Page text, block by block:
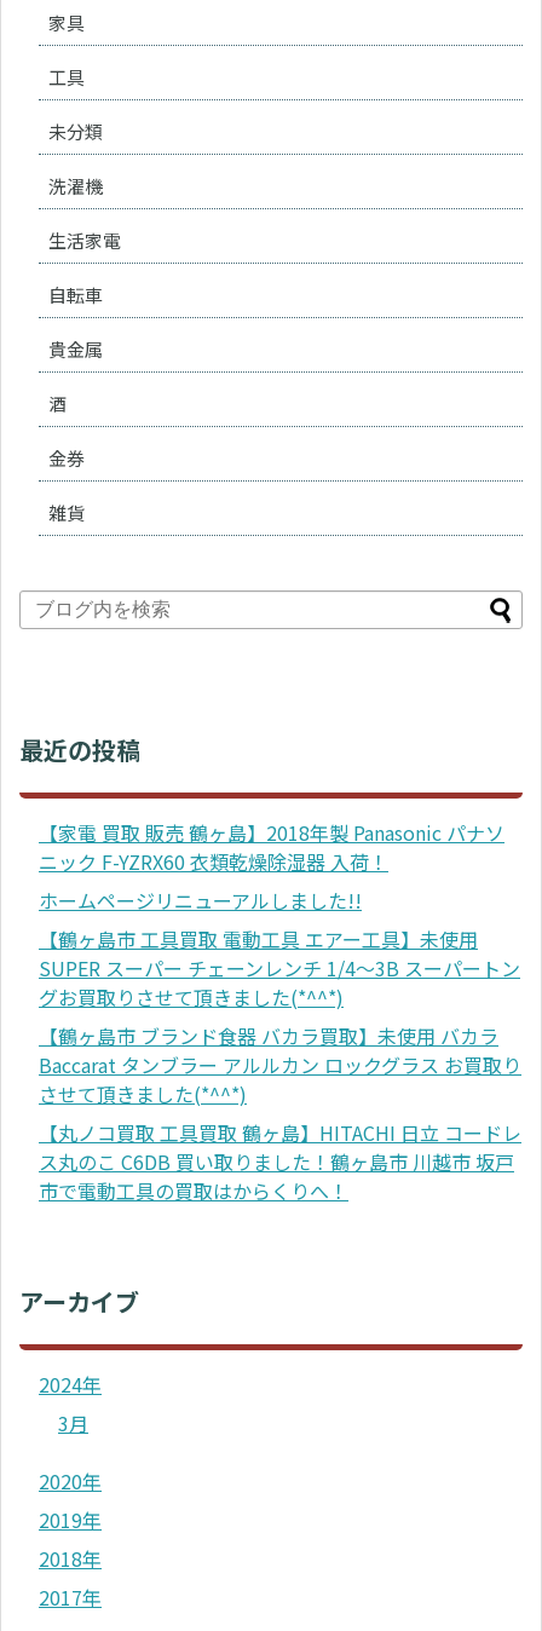
家具
工具
未分類
洗濯機
生活家電
自転車
貴金属
酒
金券
雑貨
最近の投稿
【家電 買取 販売 鶴ヶ島】2018年製 Panasonic パナソ
ニック F-YZRX60 衣類乾燥除湿器 入荷！
ホームページリニューアルしました!!
【鶴ヶ島市 工具買取 電動工具 エアー工具】未使用
SUPER スーパー チェーンレンチ 1/4～3B スーパートン
グお買取りさせて頂きました(*^^*)
【鶴ヶ島市 ブランド食器 バカラ買取】未使用 バカラ
Baccarat タンブラー アルルカン ロックグラス お買取り
させて頂きました(*^^*)
【丸ノコ買取 工具買取 鶴ヶ島】HITACHI 日立 コードレ
ス丸のこ C6DB 買い取りました！鶴ヶ島市 川越市 坂戸
市で電動工具の買取はからくりへ！
アーカイブ
2024年
3月
2020年
2019年
2018年
2017年